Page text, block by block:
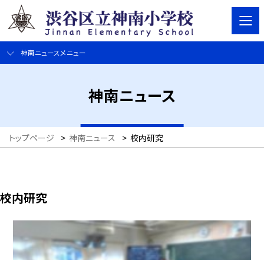
神南ニュースメニュー
神南ニュース
トップページ > 神南ニュース > 校内研究
校内研究